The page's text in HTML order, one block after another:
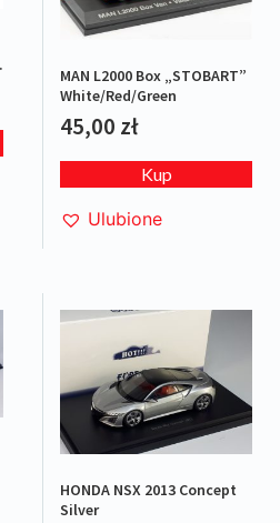
MAN L2000 Box „STOBART”
White/Red/Green
45,00 zł
Kup
Ulubione
HONDA NSX 2013 Concept
Silver